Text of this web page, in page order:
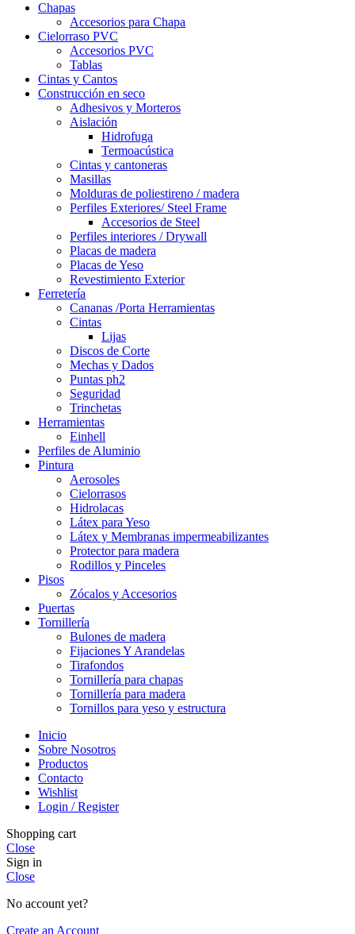
Chapas
Accesorios para Chapa
Cielorraso PVC
Accesorios PVC
Tablas
Cintas y Cantos
Construcción en seco
Adhesivos y Morteros
Aislación
Hidrofuga
Termoacústica
Cintas y cantoneras
Masillas
Molduras de poliestireno / madera
Perfiles Exteriores/ Steel Frame
Accesorios de Steel
Perfiles interiores / Drywall
Placas de madera
Placas de Yeso
Revestimiento Exterior
Ferretería
Cananas /Porta Herramientas
Cintas
Lijas
Discos de Corte
Mechas y Dados
Puntas ph2
Seguridad
Trinchetas
Herramientas
Einhell
Perfiles de Aluminio
Pintura
Aerosoles
Cielorrasos
Hidrolacas
Látex para Yeso
Látex y Membranas impermeabilizantes
Protector para madera
Rodillos y Pinceles
Pisos
Zócalos y Accesorios
Puertas
Tornillería
Bulones de madera
Fijaciones Y Arandelas
Tirafondos
Tornillería para chapas
Tornillería para madera
Tornillos para yeso y estructura
Inicio
Sobre Nosotros
Productos
Contacto
Wishlist
Login / Register
Shopping cart
Close
Sign in
Close
No account yet?
Create an Account